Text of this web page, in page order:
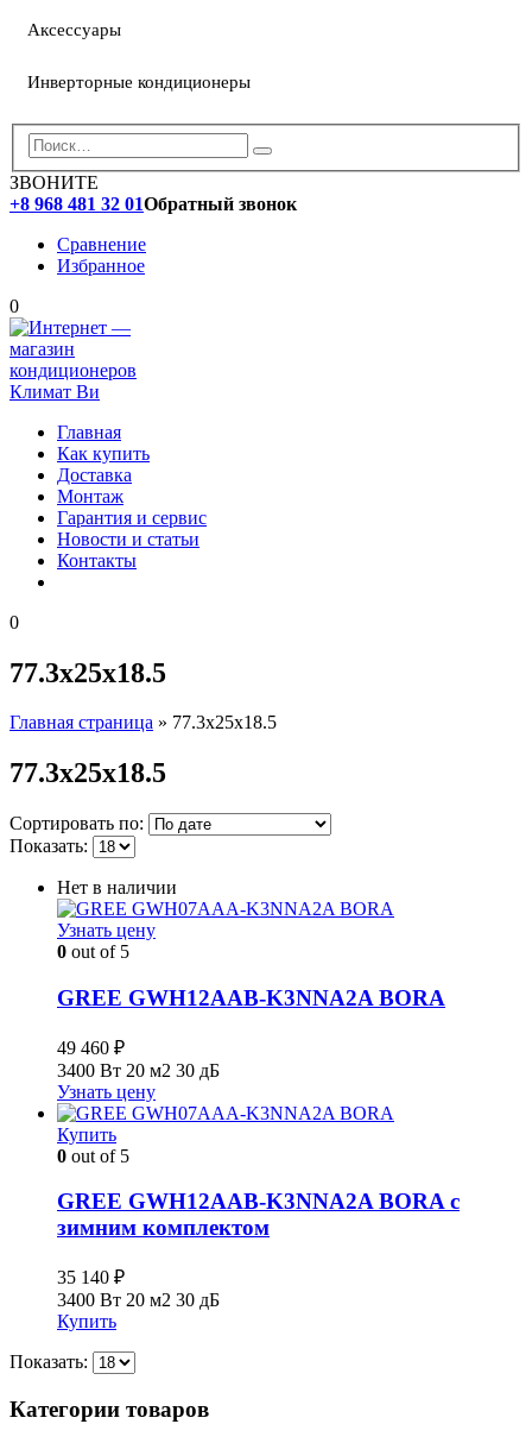
Аксессуары
Инверторные кондиционеры
ЗВОНИТЕ
+8 968 481 32 01Обратный звонок
Сравнение
Избранное
0
Главная
Как купить
Доставка
Монтаж
Гарантия и сервис
Новости и статьи
Контакты
0
77.3x25x18.5
Главная страница » 77.3x25x18.5
77.3x25x18.5
Сортировать по:
Показать:
Нет в наличии
Узнать цену
0 out of 5
GREE GWH12AAB-K3NNA2A BORA
49 460 ₽
3400 Вт 20 м2 30 дБ
Узнать цену
Купить
0 out of 5
GREE GWH12AAB-K3NNA2A BORA с
зимним комплектом
35 140 ₽
3400 Вт 20 м2 30 дБ
Купить
Показать:
Категории товаров